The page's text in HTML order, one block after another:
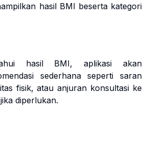
hasil BMI beserta kategori
hasil BMI, aplikasi akan
sederhana seperti saran
fisik, atau anjuran konsultasi ke
diperlukan.